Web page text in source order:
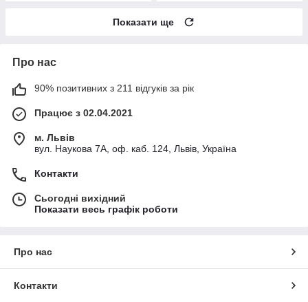
Показати ще
Про нас
90% позитивних з 211 відгуків за рік
Працює з 02.04.2021
м. Львів
вул. Наукова 7А, оф. каб. 124, Львів, Україна
Контакти
Сьогодні вихідний
Показати весь графік роботи
Про нас
Контакти